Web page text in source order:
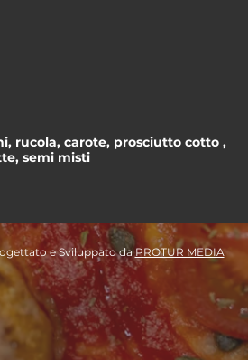
rucola, carote, prosciutto cotto ,
semi misti
e Sviluppato daPROTUR MEDIA